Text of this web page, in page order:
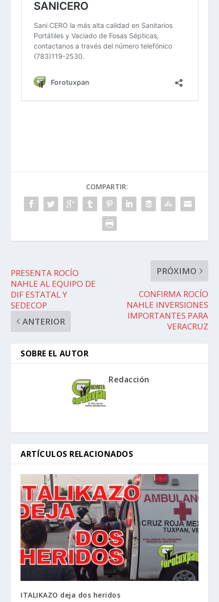
COMPARTIR:
PRESENTA ROCÍO
NAHLE AL EQUIPO DE
DIF ESTATAL Y
SEDECOP
ANTERIOR
PRÓXIMO
CONFIRMA ROCÍO
NAHLE INVERSIONES
IMPORTANTES PARA
VERACRUZ
SOBRE EL AUTOR
Redacción
ARTÍCULOS RELACIONADOS
ITALIKAZO deja dos heridos